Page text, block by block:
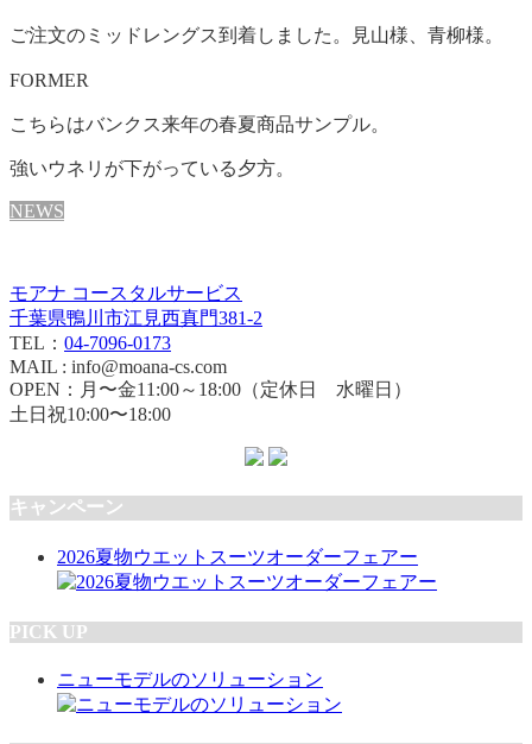
ご注文のミッドレングス到着しました。見山様、青柳様。
FORMER
こちらはバンクス来年の春夏商品サンプル。
強いウネリが下がっている夕方。
NEWS
モアナ コースタルサービス
千葉県鴨川市江見西真門381-2
TEL： 04-7096-0173
MAIL : info@moana-cs.com
OPEN：月〜金11:00～18:00（定休日 水曜日）
土日祝10:00〜18:00
キャンペーン
2026夏物ウエットスーツオーダーフェアー
PICK UP
ニューモデルのソリューション